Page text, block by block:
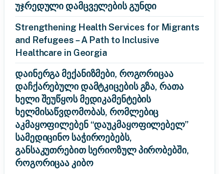
უჯრედული დამცველების გუნდი
Strengthening Health Services for Migrants
and Refugees – A Path to Inclusive
Healthcare in Georgia
დაინერგა მექანიზმები, როგორიცაა
დაჩქარებული დამტკიცების გზა, რათა
ხელი შეუწყოს მედიკამენტების
ხელმისაწვდომობას, რომლებიც
აკმაყოფილებენ “დაუკმაყოფილებელ”
სამედიცინო საჭიროებებს,
განსაკუთრებით სერიოზულ პირობებში,
როგორიცაა კიბო